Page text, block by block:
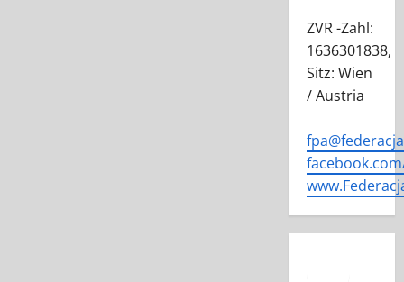
ZVR -Zahl:
1636301838,
Sitz: Wien
/ Austria